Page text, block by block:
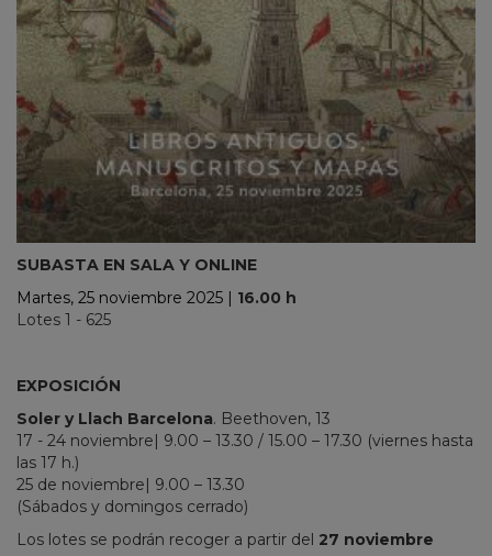
SUBASTA EN SALA Y ONLINE
Martes, 25 noviembre 2025
16.00 h
Lotes 1 - 625
EXPOSICIÓN
Soler y Llach Barcelona. Beethoven, 13
17 - 24 noviembre| 9.00 – 13.30 / 15.00 – 17.30 (viernes hasta
las 17 h.)
25 de noviembre|
9.00 – 13.30
(Sábados y domingos cerrado)
Los lotes se podrán recoger a partir del 27 noviembre